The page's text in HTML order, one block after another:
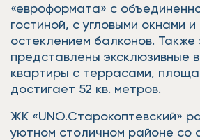
«евроформата» с
гостиной, с угловыми окнами
остеклением балконов. Также
представлены эксклюзивные
квартиры с террасами,
достигает 52 кв. метров.
ЖК «UNO.Старокоптевский»
уютном столичном районе со